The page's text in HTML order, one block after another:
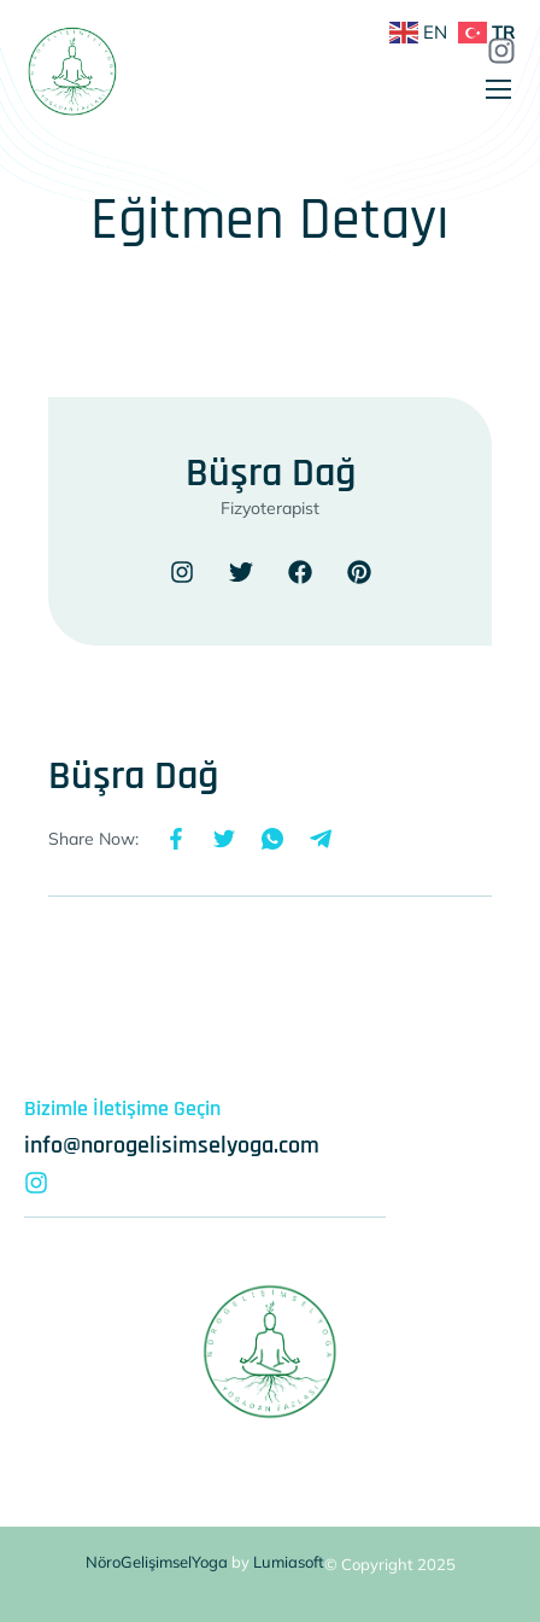
Eğitmen Detayı
Büşra Dağ
Share Now:
Büşra Dağ
Fizyoterapist
Bizimle İletişime Geçin
info@norogelisimselyoga.com
NöroGelişimselYoga by Lumiasoft© Copyright 2025
EN TR